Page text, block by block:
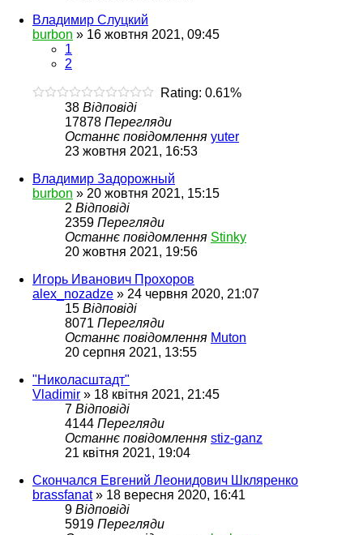
Владимир Слуцкий
burbon » 16 жовтня 2021, 09:45
1
2
Rating: 0.61%
38 Відповіді
17878 Перегляди
Останнє повідомлення yuter
23 жовтня 2021, 16:53
Владимир Задорожный
burbon » 20 жовтня 2021, 15:15
2 Відповіді
2359 Перегляди
Останнє повідомлення Stinky
20 жовтня 2021, 19:56
Игорь Иванович Прохоров
alex_nozadze » 24 червня 2020, 21:07
15 Відповіді
8071 Перегляди
Останнє повідомлення Muton
20 серпня 2021, 13:55
"Николасштадт"
Vladimir » 18 квітня 2021, 21:45
7 Відповіді
4144 Перегляди
Останнє повідомлення stiz-ganz
21 квітня 2021, 19:04
Скончался Евгений Леонидович Шкляренко
brassfanat» 18 вересня 2020, 16:41
9 Відповіді
5919 Перегляди